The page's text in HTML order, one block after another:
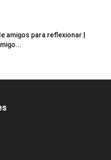
amigos para reflexionar |